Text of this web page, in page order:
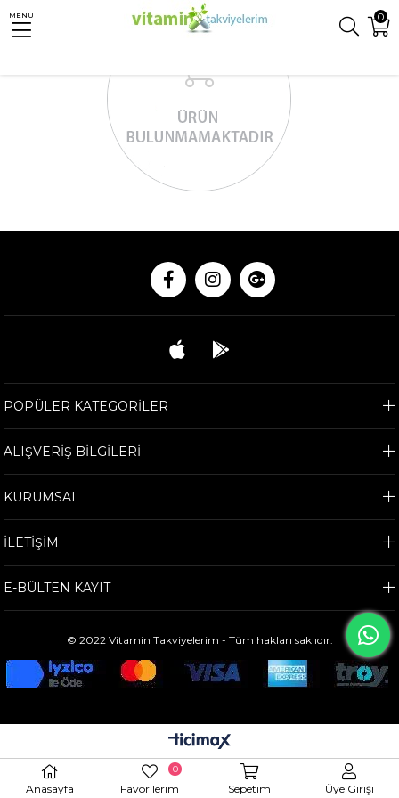
0
MENU
POPÜLER KATEGORİLER
ALIŞVERİŞ BİLGİLERİ
KURUMSAL
İLETİŞİM
E-BÜLTEN KAYIT
© 2022 Vitamin Takviyelerim - Tüm hakları saklıdır.
Anasayfa Favorilerim
0
Sepetim Üye Girişi